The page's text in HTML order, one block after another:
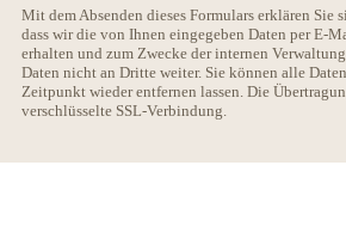
Mit dem Absenden dieses Formulars erklären Sie
dass wir die von Ihnen eingegeben Daten per E-
erhalten und zum Zwecke der internen
Daten nicht an Dritte weiter. Sie können alle
Zeitpunkt wieder entfernen lassen. Die
verschlüsselte SSL-Verbindung.